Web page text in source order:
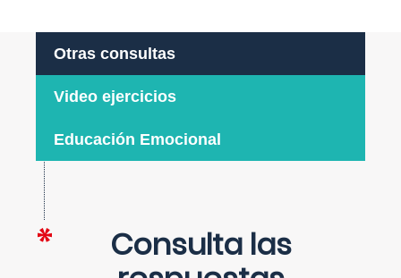
Otras consultas
Video ejercicios
Educación Emocional
Consulta las